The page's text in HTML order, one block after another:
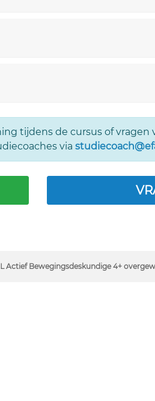
tijdens de cursus of vragen
via
Actief Bewegingsdeskundige 4+